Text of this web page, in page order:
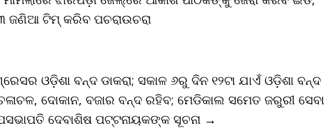
ଜଣିଆ ଟିମ୍‌ କରିବ ପଚରାଉଚରା
ଓଡ଼ିଶା ବନ୍ଦ ଡାକରା; ସକାଳ ୬ରୁ ଦିନ ୧୨ଟା ଯାଏଁ ଓଡ଼ିଶା ବନ୍ଦ
ଦୋକାନ, ବଜାର ବନ୍ଦ ରହିବ; ମେଡିକାଲ ସମେତ ଜରୁରୀ ସେବା
ଦେବାଶିଷ ପଟ୍ଟନାୟକଙ୍କ ସୂଚନା →